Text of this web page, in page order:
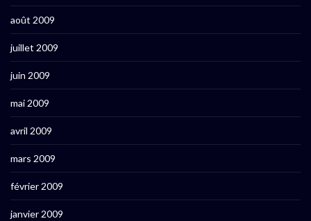
août 2009
juillet 2009
juin 2009
mai 2009
avril 2009
mars 2009
février 2009
janvier 2009